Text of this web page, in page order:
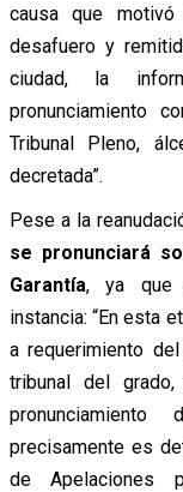
causa que
desafuero y
ciudad, la
pronunciamiento
Tribunal Pleno,
decretada”.
Pese a la
se pronunciará
Garantía, ya que
instancia: “En esta
a requerimiento
tribunal del
precisamente es
de Apelaciones